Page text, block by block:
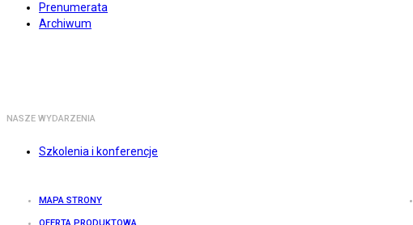
Prenumerata
Archiwum
NASZE WYDARZENIA
Szkolenia i konferencje
MAPA STRONY